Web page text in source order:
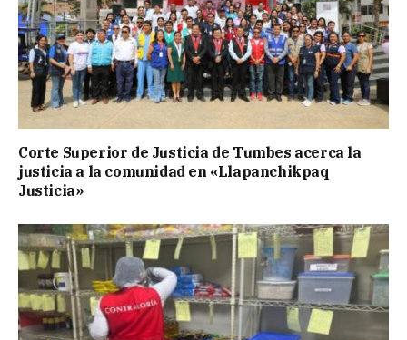
Corte Superior de Justicia de Tumbes acerca la
justicia a la comunidad en «Llapanchikpaq
Justicia»